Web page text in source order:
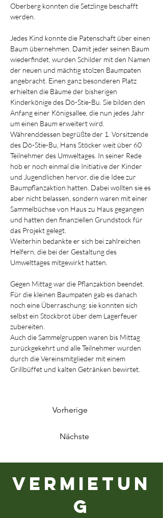
Oberberg konnten die Setzlinge beschafft
werden.
Jedes Kind konnte die Patenschaft über einen
Baum übernehmen. Damit jeder seinen Baum
wiederfindet, wurden Schilder mit den Namen
der neuen und mächtig stolzen Baumpaten
angebracht. Einen ganz besonderen Platz
erhielten die Bäume der bisherigen
Kinderkönige des Dö-Stie-Bu. Sie bilden den
Anfang einer Königsallee, die nun jedes Jahr
um einen Baum erweitert wird.
Währenddessen begrüßte der 1. Vorsitzende
des Dö-Stie-Bu, Hans Stöcker weit über 60
Teilnehmer des Umweltages. In seiner Rede
hob er noch einmal die Initiative der Kinder
und Jugendlichen hervor, die die Idee zur
Baumpflanzaktion hatten. Dabei wollten sie es
aber nicht belassen, sondern waren mit einer
Sammelbüchse von Haus zu Haus gegangen
und hatten den finanziellen Grundstock für
das Projekt gelegt.
Weiterhin bedankte er sich bei zahlreichen
Helfern, die bei der Gestaltung des
Umwelttages mitgewirkt hatten.
Gegen Mittag war die Pflanzaktion beendet.
Für die kleinen Baumpaten gab es danach
noch eine Überraschung: sie konnten sich
selbst ein Stockbrot über dem Lagerfeuer
zubereiten.
Auch die Sammelgruppen waren bis Mittag
zurückgekehrt und alle Teilnehmer wurden
durch die Vereinsmitglieder mit einem
Grillbüffet und kalten Getränken bewirtet.
Vorherige
Nächste
Vermietun
g